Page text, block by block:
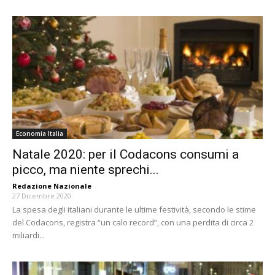
Economia Italia
Natale 2020: per il Codacons consumi a
picco, ma niente sprechi...
Redazione Nazionale -
27 Dicembre 2020
La spesa degli italiani durante le ultime festività, secondo le stime
del Codacons, registra “un calo record”, con una perdita di circa 2
miliardi...